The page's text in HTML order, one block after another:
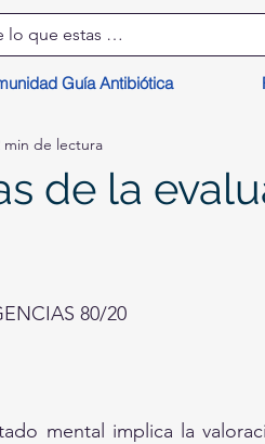
Guía Antibiótica
de la
min de lectura
80/20
mental implica la